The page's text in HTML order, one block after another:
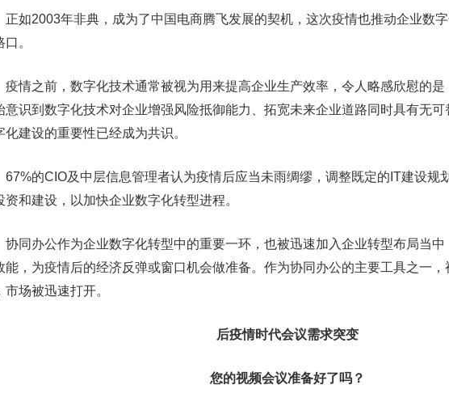
2003年非典，成为了中国电商腾飞发展的契机，这次疫情也推动企业数字
。
之前，数字化技术通常被视为用来提高企业生产效率，令人略感欣慰的是
意识到数字化技术对企业增强风险抵御能力、拓宽未来企业道路同时具有无
化建设的重要性已经成为共识。
的CIO及中层信息管理者认为疫情后应当未雨绸缪，调整既定的IT建设规
资和建设，以加快企业数字化转型进程。
办公作为企业数字化转型中的重要一环，也被迅速加入企业转型布局当中
能，为疫情后的经济反弹或窗口机会做准备。作为协同办公的主要工具之一
市场被迅速打开。
后疫情时代会议需求突变
您的视频会议准备好了吗？